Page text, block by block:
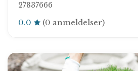
27837666
0.0 (0 anmeldelser)